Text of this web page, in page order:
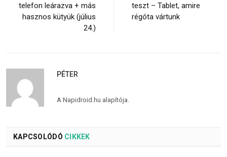
telefon leárazva + más
hasznos kütyük (július
24.)
teszt – Tablet, amire
régóta vártunk
PÉTER
A Napidroid.hu alapítója.
KAPCSOLÓDÓ CIKKEK